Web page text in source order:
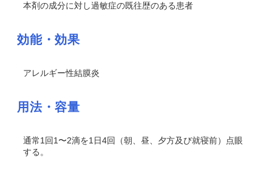
本剤の成分に対し過敏症の既往歴のある患者
効能・効果
アレルギー性結膜炎
用法・容量
通常1回1〜2滴を1日4回（朝、昼、夕方及び就寝前）点眼
する。